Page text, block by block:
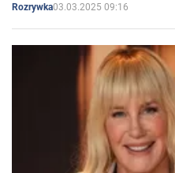
Rozrywka03.03.2025 09:16